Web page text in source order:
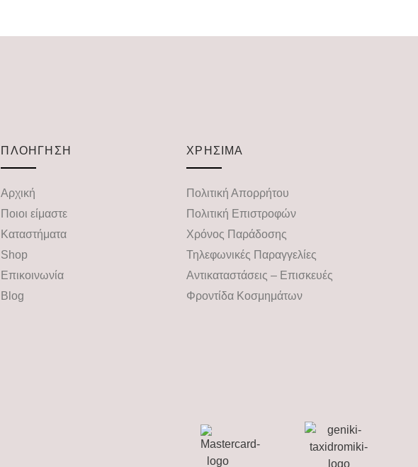
ΠΛΟΗΓΗΣΗ
Αρχική
Ποιοι είμαστε
Καταστήματα
Shop
Επικοινωνία
Blog
ΧΡΗΣΙΜΑ
Πολιτική Απορρήτου
Πολιτική Επιστροφών
Χρόνος Παράδοσης
Τηλεφωνικές Παραγγελίες
Αντικαταστάσεις – Επισκευές
Φροντίδα Κοσμημάτων